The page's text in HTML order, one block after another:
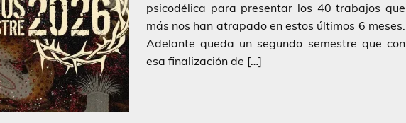
psicodélica para presentar los 40 trabajos que
más nos han atrapado en estos últimos 6 meses.
Adelante queda un segundo semestre que con
esa finalización de […]